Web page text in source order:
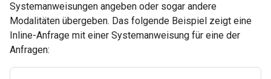
Systemanweisungen angeben oder sogar andere
Modalitäten übergeben. Das folgende Beispiel zeigt eine
Inline-Anfrage mit einer Systemanweisung für eine der
Anfragen: